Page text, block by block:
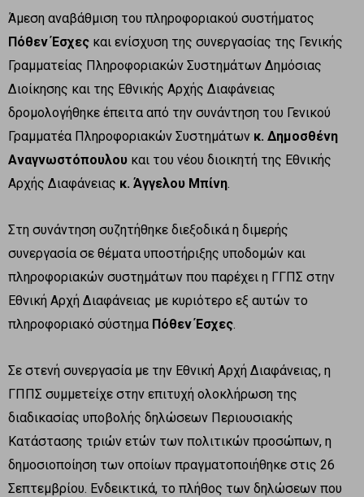
Άμεση αναβάθμιση του πληροφοριακού συστήματος
Πόθεν Έσχες και ενίσχυση της συνεργασίας της Γενικής
Γραμματείας Πληροφοριακών Συστημάτων Δημόσιας
Διοίκησης και της Εθνικής Αρχής Διαφάνειας
δρομολογήθηκε έπειτα από την συνάντηση του Γενικού
Γραμματέα Πληροφοριακών Συστημάτων κ. Δημοσθένη
Αναγνωστόπουλου και του νέου διοικητή της Εθνικής
Αρχής Διαφάνειας κ. Άγγελου Μπίνη.
Στη συνάντηση συζητήθηκε διεξοδικά η διμερής
συνεργασία σε θέματα υποστήριξης υποδομών και
πληροφοριακών συστημάτων που παρέχει η ΓΓΠΣ στην
Εθνική Αρχή Διαφάνειας με κυριότερο εξ αυτών το
πληροφοριακό σύστημα Πόθεν Έσχες.
Σε στενή συνεργασία με την Εθνική Αρχή Διαφάνειας, η
ΓΠΠΣ συμμετείχε στην επιτυχή ολοκλήρωση της
διαδικασίας υποβολής δηλώσεων Περιουσιακής
Κατάστασης τριών ετών των πολιτικών προσώπων, η
δημοσιοποίηση των οποίων πραγματοποιήθηκε στις 26
Σεπτεμβρίου. Ενδεικτικά, το πλήθος των δηλώσεων που